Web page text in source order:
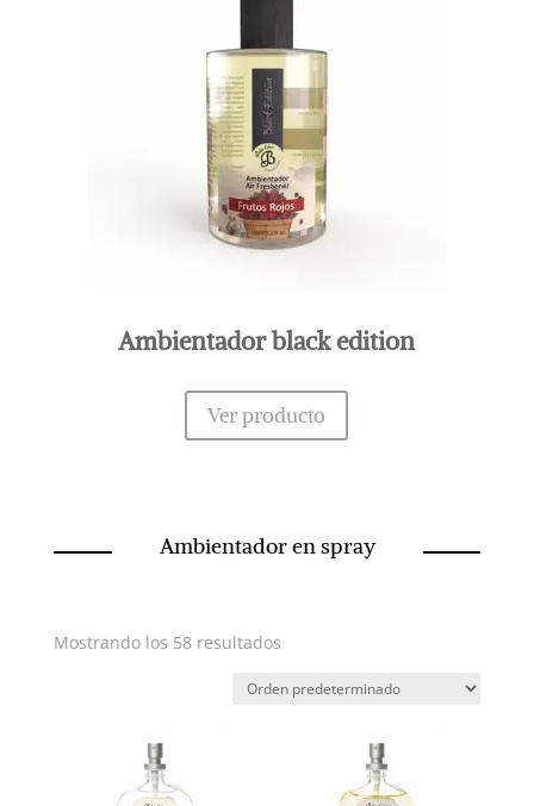
Ambientador black edition
Ver producto
Ambientador en spray
Mostrando los 58 resultados